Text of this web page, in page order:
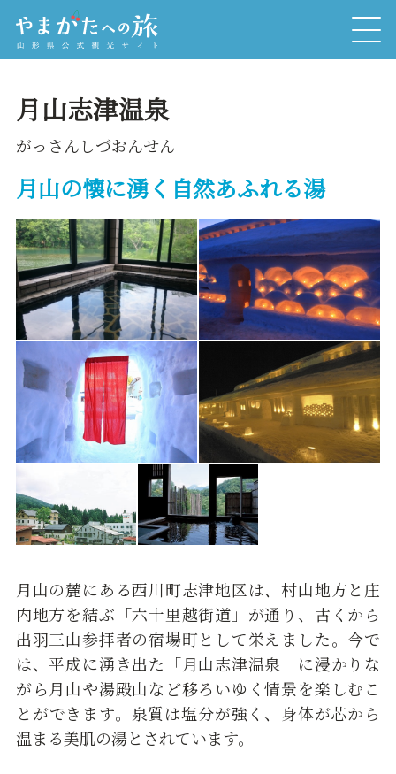
月山志津温泉
がっさんしづおんせん
月山の懐に湧く自然あふれる湯
月山の麓にある西川町志津地区は、村山地方と庄
内地方を結ぶ「六十里越街道」が通り、古くから
出羽三山参拝者の宿場町として栄えました。今で
は、平成に湧き出た「月山志津温泉」に浸かりな
がら月山や湯殿山など移ろいゆく情景を楽しむこ
とができます。泉質は塩分が強く、身体が芯から
温まる美肌の湯とされています。